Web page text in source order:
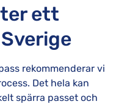
ett
rekommenderar vi
Det hela kan
spärra passet och